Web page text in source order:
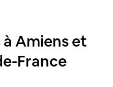
Amiens et
France